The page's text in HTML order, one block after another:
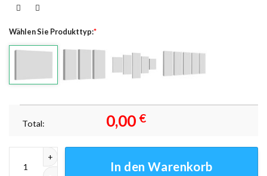
Wählen Sie Produkttyp:*
Total: 0,00 €
In den Warenkorb